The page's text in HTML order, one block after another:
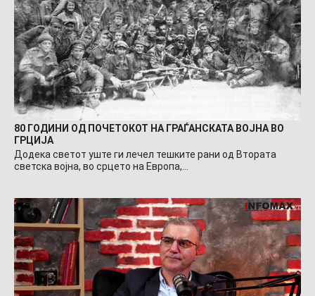
80 ГОДИНИ ОД ПОЧЕТОКОТ НА ГРАЃАНСКАТА ВОЈНА ВО
ГРЦИЈА
Додека светот уште ги лечел тешките рани од Втората
светска војна, во срцето на Европа,…